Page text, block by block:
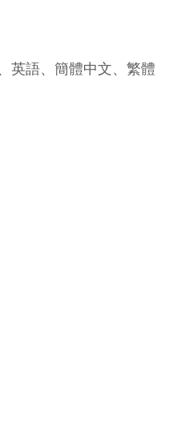
英語、簡體中文、繁體